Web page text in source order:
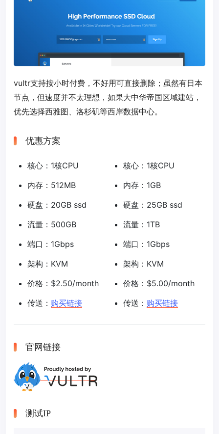
vultr支持按小时付费，不好用可直接删除；虽然有日本
节点，但速度并不太理想，如果大中华帝国区域建站，
优先选择西雅图、洛杉矶等西岸数据中心。
优惠方案
核心：1核CPU
内存：512MB
硬盘：20GB ssd
流量：500GB
端口：1Gbps
架构：KVM
价格：$2.50/month
传送： 购买链接
核心：1核CPU
内存：1GB
硬盘：25GB ssd
流量：1TB
端口：1Gbps
架构：KVM
价格：$5.00/month
传送： 购买链接
官网链接
测试IP